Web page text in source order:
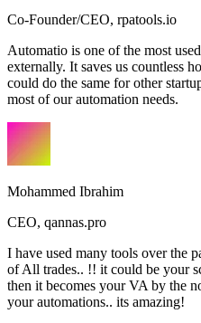
Co-Founder/CEO, rpatools.io
Automatio is one of the most
externally. It saves us countless
could do the same for other
most of our automation needs.
Mohammed Ibrahim
CEO, qannas.pro
I have used many tools over the
of All trades.. !! it could be your
then it becomes your VA by the
your automations.. its amazing!